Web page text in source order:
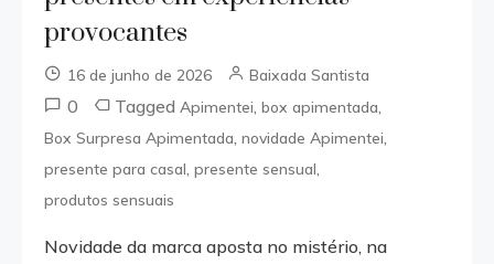
provocantes
16 de junho de 2026 Baixada Santista
0 Tagged Apimentei ,box apimentada
Box Surpresa Apimentada ,novidade Apimentei
presente para casal ,presente sensual
produtos sensuais
Novidade da marca aposta no mistério, na